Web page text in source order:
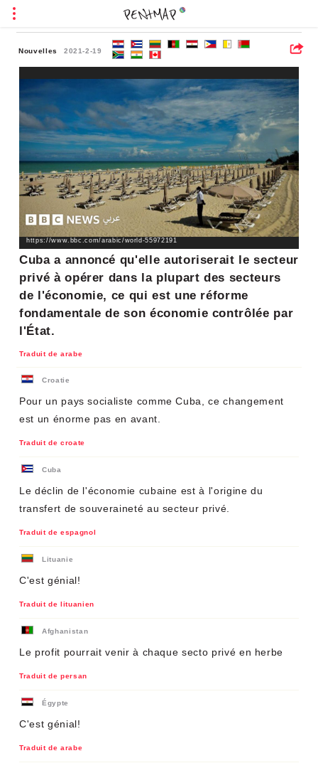
Nouvelles 2021-2-19
https://www.bbc.com/arabic/world-55972191
Cuba a annoncé qu'elle autoriserait le secteur
privé à opérer dans la plupart des secteurs
de l'économie, ce qui est une réforme
fondamentale de son économie contrôlée par
l'État.
Traduit de arabe
Croatie
Pour un pays socialiste comme Cuba, ce changement
est un énorme pas en avant.
Traduit de croate
Cuba
Le déclin de l'économie cubaine est à l'origine du
transfert de souveraineté au secteur privé.
Traduit de espagnol
Lituanie
C'est génial!
Traduit de lituanien
Afghanistan
Le profit pourrait venir à chaque secto privé en herbe
Traduit de persan
Égypte
C'est génial!
Traduit de arabe